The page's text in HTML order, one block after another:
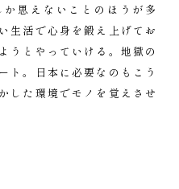
思えないことのほうが多
生活で心身を鍛え上げてお
うとやっていける。地獄の
ト。日本に必要なのもこう
した環境でモノを覚えさせ